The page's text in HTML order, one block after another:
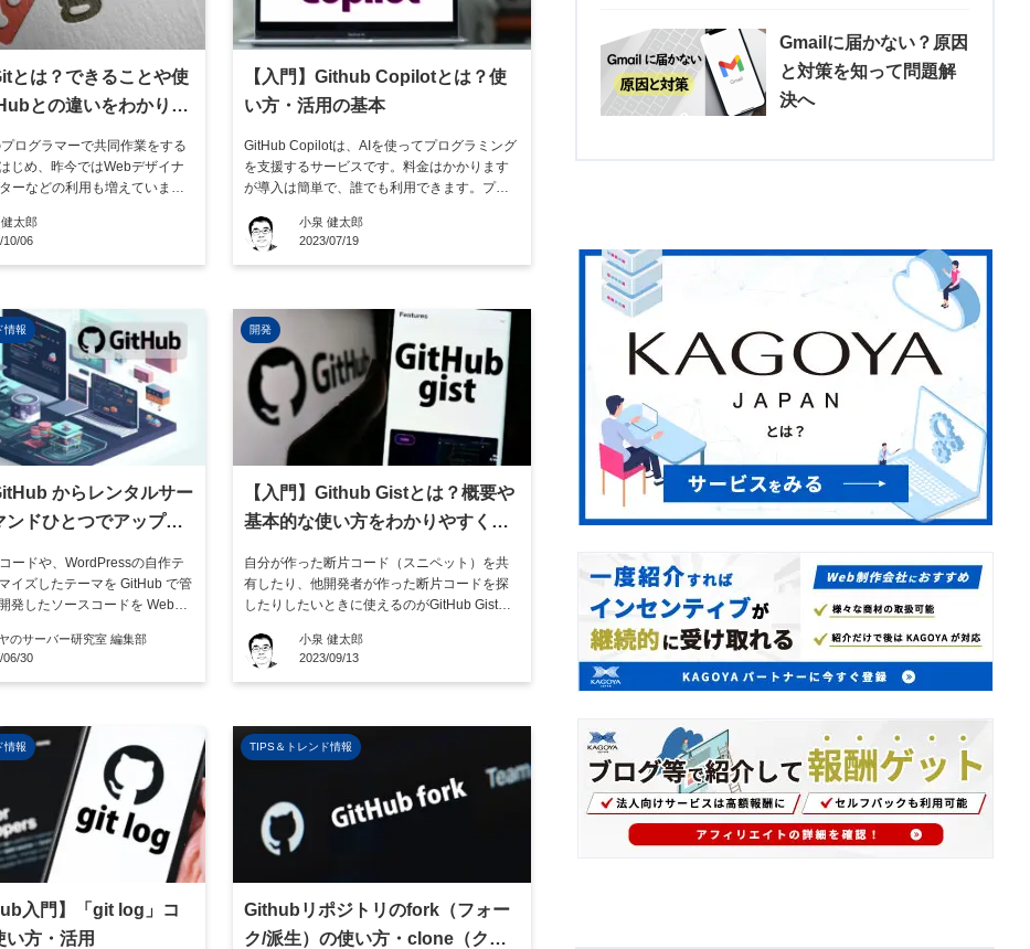
とは？できることや使
との違いをわかりや
ログラマーで共同作業をする
じめ、昨今ではWebデザイナ
ーなどの利用も増えていま
、Gitを使えば作業の効率を大
からです。 この記事では、Git
ト、Gitの基本的な知識や、よ
太郎
10/06
【入門】Github Copilotとは？使
い方・活用の基本
GitHub Copilotは、AIを使ってプログラミング
を支援するサービスです。料金はかかります
が導入は簡単で、誰でも利用できます。プロ
b Copilotの利用を検討するとよいでしょう。
この記事ではGitHub Copilotの概要や料金、利
用のメリットについて解説して […]
小泉 健太郎
2023/07/19
情報
からレンタルサー
ンドひとつでアップす
ードや、WordPressの自作テ
イズしたテーマを GitHub で管
発したソースコードを Webサ
GitHub とレンタルサーバーを S
からレンタルサーバーへ
することで […]
のサーバー研究室 編集部
06/30
開発
【入門】Github Gistとは？概要や
基本的な使い方をわかりやすく解
自分が作った断片コード（スニペット）を共
有したり、他開発者が作った断片コードを探
したりしたいときに使えるのがGitHub Gistで
に共有・検索できるでしょう。 この記事で
は、Github Gistとは何かといった概要や、メ
リット・デメリット、基本的な使い方につい
小泉 健太郎
2023/09/13
情報
入門】「git log」コ
い方・活用
TIPS＆トレンド情報
Githubリポジトリのfork（フォー
ク/派生）の使い方・clone（クロ
Gmailに届かない？原因
と対策を知って問題解
決へ